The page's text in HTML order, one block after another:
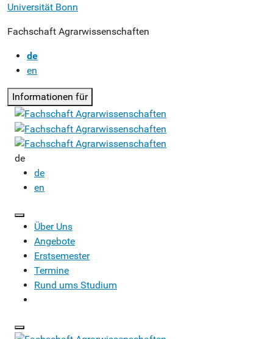
Universität Bonn
Fachschaft Agrarwissenschaften
de
en
Informationen für
de
de
en
Über Uns
Angebote
Erstsemester
Termine
Rund ums Studium